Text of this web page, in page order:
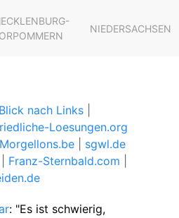
NIEDERSACHSEN
Blick nach Links
Loesungen.org
Morgellons.be
sgwl.de
Franz-Sternbald.com
: "Es ist schwierig,